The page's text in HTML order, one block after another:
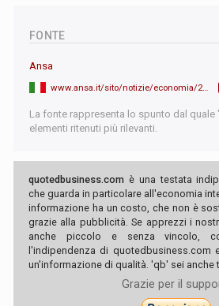
FONTE
Ansa
www.ansa.it/sito/notizie/economia/2026/06/30/la-danimarca-e-il-primo-paese-ue-ad-aver-completato-il-100-del-pnrr_07c873aa-4d79-4835-9196-5899285eca27.html
La fonte rappresenta lo spunto dal
elementi ritenuti più rilevanti.
quotedbusiness.com è una testata
che guarda in particolare all'economia
informazione ha un costo, che non è
grazie alla pubblicità. Se apprezzi i
anche piccolo e senza vincolo,
l'indipendenza di quotedbusiness.com
un'informazione di qualità. 'qb' sei anche
Grazie per il